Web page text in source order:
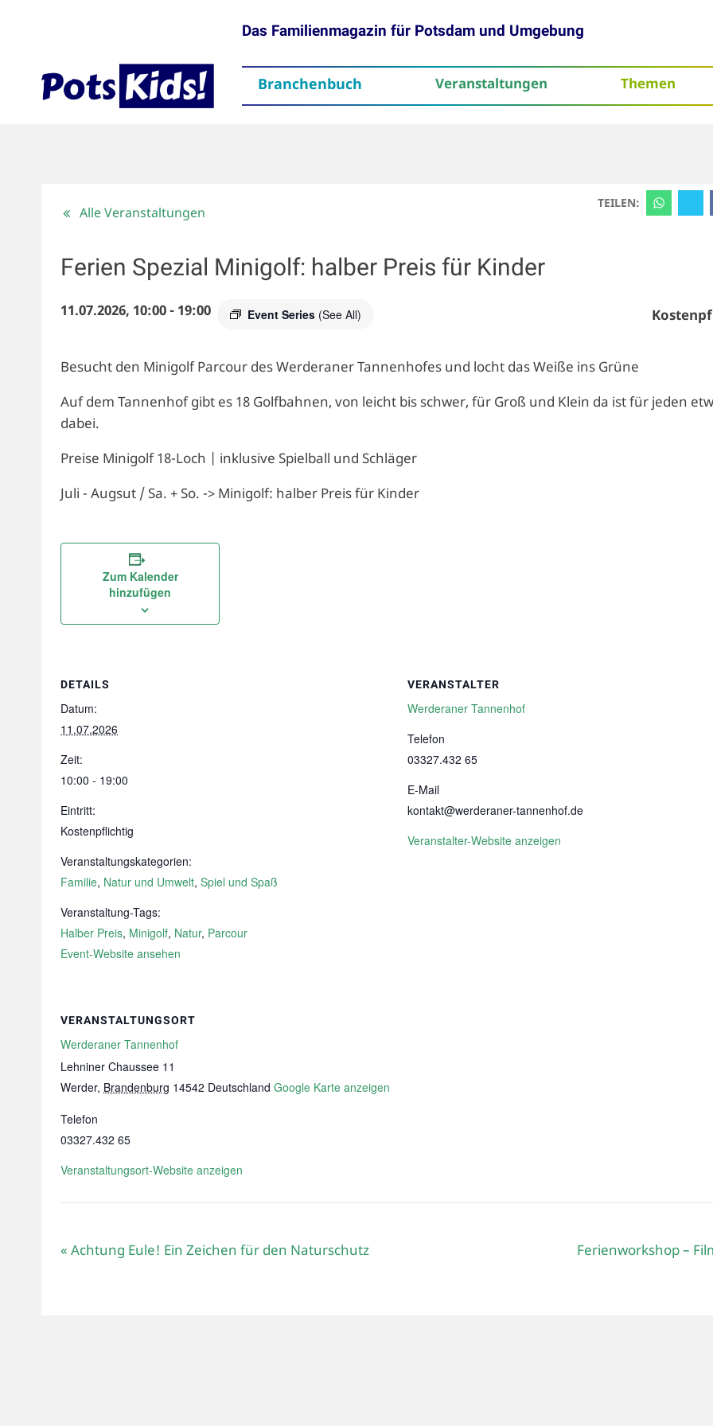
Das Familienmagazin für Potsdam und Umgebung
Branchenbuch Veranstaltungen Themen
TEILEN:
Alle Veranstaltungen
Ferien Spezial Minigolf: halber Preis für Kinder
11.07.2026, 10:00- 19:00 Event Series (See All)
Besucht den Minigolf Parcour des Werderaner Tannenhofes und locht das Weiße ins Grüne
Auf dem Tannenhof gibt es 18 Golfbahnen, von leicht bis schwer, für Groß und Klein da ist für jeden
dabei.
Preise Minigolf 18-Loch | inklusive Spielball und Schläger
Juli - Augsut / Sa. + So. -> Minigolf: halber Preis für Kinder
Zum Kalender
hinzufügen
DETAILS
Datum:
11.07.2026
Zeit:
10:00 - 19:00
Eintritt:
Kostenpflichtig
Veranstaltungskategorien:
Familie, Natur und Umwelt, Spiel und Spaß
Veranstaltung-Tags:
Halber Preis, Minigolf, Natur, Parcour
Event-Website ansehen
VERANSTALTER
Werderaner Tannenhof
Telefon
03327.432 65
E-Mail
kontakt@werderaner-tannenhof.de
Veranstalter-Website anzeigen
VERANSTALTUNGSORT
Werderaner Tannenhof
Lehniner Chaussee 11
Werder, Brandenburg 14542 Deutschland Google Karte anzeigen
Telefon
03327.432 65
Veranstaltungsort-Website anzeigen
« Achtung Eule! Ein Zeichen für den Naturschutz Ferienworkshop –
ThemenAktuelles